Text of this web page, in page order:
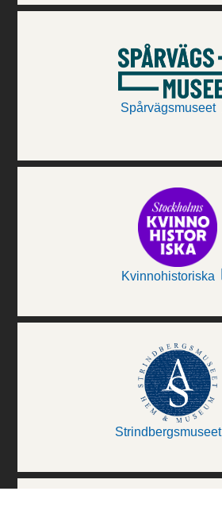
Spårvägsmuseet
Kvinnohistoriska
Strindbergsmuseet